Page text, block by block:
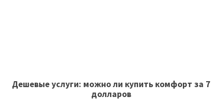
Дешевые услуги: можно ли купить комфорт за 7
долларов